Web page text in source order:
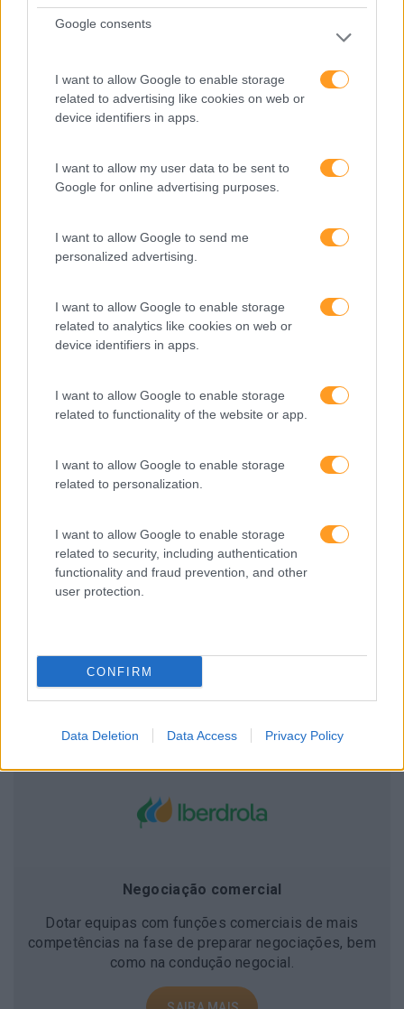
Google consents
I want to allow Google to enable storage
related to advertising like cookies on web or
device identifiers in apps.
I want to allow my user data to be sent to
Google for online advertising purposes.
I want to allow Google to send me
personalized advertising.
I want to allow Google to enable storage
related to analytics like cookies on web or
device identifiers in apps.
I want to allow Google to enable storage
related to functionality of the website or app.
I want to allow Google to enable storage
related to personalization.
I want to allow Google to enable storage
related to security, including authentication
functionality and fraud prevention, and other
user protection.
CONFIRM
Data Deletion Data Access Privacy Policy
Marketing
Necessidade de aumentar as competências da
equipa na gestão de campanhas de marketing no
digital e, em particular, no marketing de conteúdos.
Decorrente da promulgação da nova legislação em
legislação laboral, o nosso cliente pretendia fornecer
aos participantes os conhecimentos mais
atualizados de legislação do trabalho,
nomeadamente no que respeita ao teletrabalho,
parentalidade, contratação e subcontratação.
Negociação comercial
Dotar equipas com funções comerciais de mais
competências na fase de preparar negociações, bem
como na condução negocial.